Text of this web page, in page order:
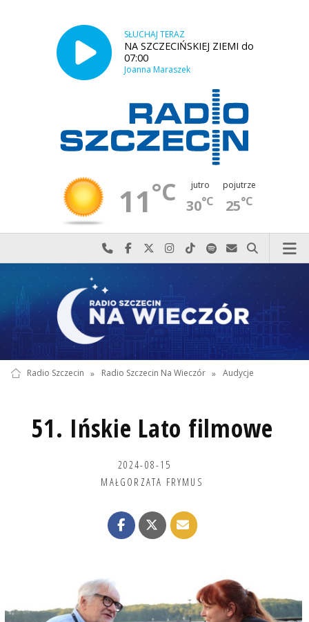
SŁUCHAJ TERAZ
NA SZCZECIŃSKIEJ ZIEMI do
07:00
Joanna Maraszek
11°C jutro
30°C
pojutrze
25°C
Najlepiej po prostu do nas zadzwoń
Odwiedź nas na Facebook-u
Odwiedź nas na X
Odwiedź nas na Instagram-ie
Odwiedź nas na TikTok-u
Szukaj nas na Spotify
Wyślij do nas
Szukaj
Radio Szczecin » Radio Szczecin Na Wieczór » Audycje
51. Ińskie Lato filmowe
2024-08-15
MAŁGORZATA FRYMUS